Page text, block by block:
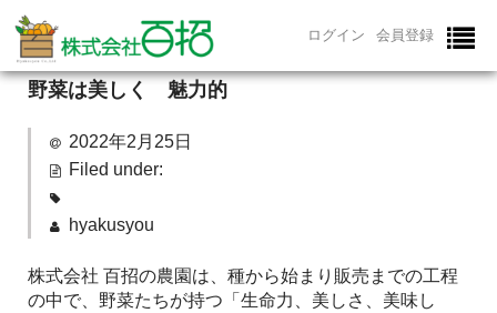
ログイン 会員登録
ホーム
百招について
運営者紹介
野菜は美しく 魅力的
2022年2月25日
Filed under:
hyakusyou
株式会社 百招の農園は、種から始まり販売までの工程
の中で、野菜たちが持つ「生命力、美しさ、美味し